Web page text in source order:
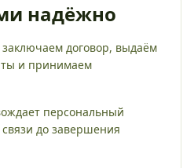
надёжно
договор, выдаём
и принимаем
персональный
до завершения